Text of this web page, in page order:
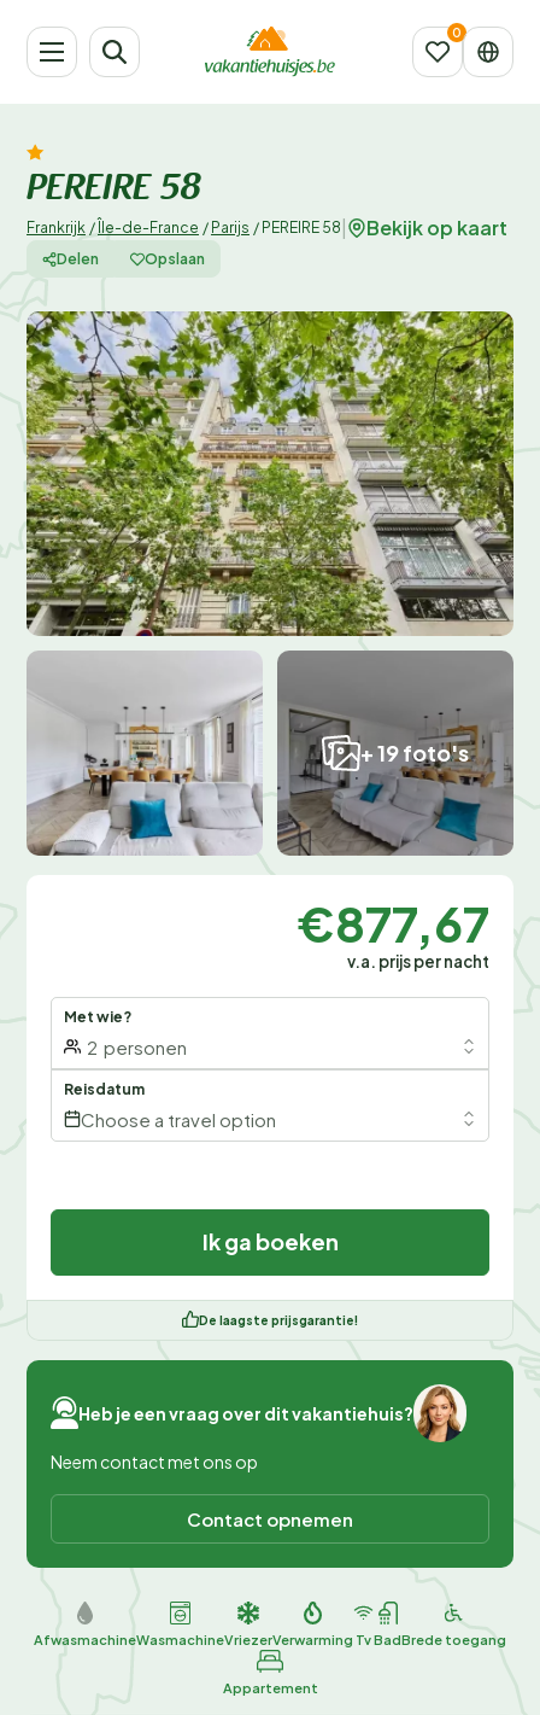
PEREIRE 58
Frankrijk / Île-de-France / Parijs / PEREIRE 58 Bekijk op kaart
Delen Opslaan
+ 19 foto's
€877,67
v.a. prijs per nacht
Met wie?
2 personen
Reisdatum
Choose a travel option
Ik ga boeken
De laagste prijsgarantie!
Heb je een vraag over dit vakantiehuis?
Neem contact met ons op
Contact opnemen
AfwasmachineWasmachineVriezerVerwarming TvBadBrede toegang
Appartement